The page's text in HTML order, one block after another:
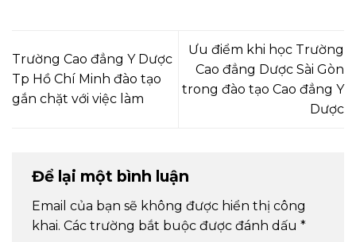
Trường Cao đẳng Y Dược
Tp Hồ Chí Minh đào tạo
gắn chặt với việc làm
Ưu điểm khi học Trường
Cao đẳng Dược Sài Gòn
trong đào tạo Cao đẳng Y
Dược
Để lại một bình luận
Email của bạn sẽ không được hiển thị công
khai. Các trường bắt buộc được đánh dấu *